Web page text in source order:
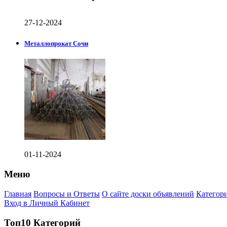
27-12-2024
Металлопрокат Сочи
01-11-2024
Меню
Главная Вопросы и Ответы О сайте доски объявлений
Вход в Личный Кабинет
Топ10 Категорий